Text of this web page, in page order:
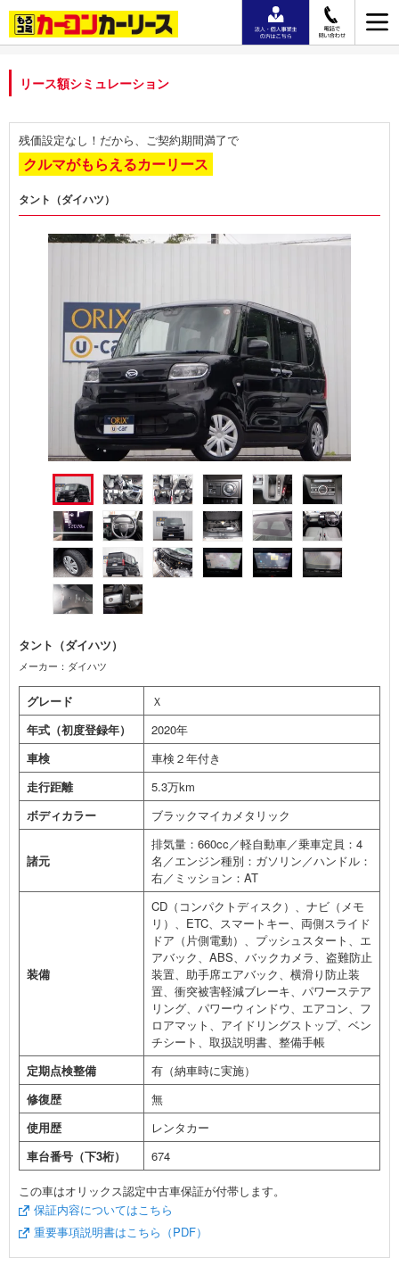
リース額シミュレーション
残価設定なし！だから、ご契約期間満了で
クルマがもらえるカーリース
タント（ダイハツ）
タント（ダイハツ）
メーカー：ダイハツ
グレード
Ｘ
年式（初度登録年）
2020年
車検
車検２年付き
走行距離
5.3万km
ボディカラー
ブラックマイカメタリック
諸元
排気量：660cc／軽自動車／乗車定員：4
名／エンジン種別：ガソリン／ハンドル：
右／ミッション：AT
装備
CD（コンパクトディスク）、ナビ（メモ
リ）、ETC、スマートキー、両側スライド
ドア（片側電動）、プッシュスタート、エ
アバック、ABS、バックカメラ、盗難防止
装置、助手席エアバック、横滑り防止装
置、衝突被害軽減ブレーキ、パワーステア
リング、パワーウィンドウ、エアコン、フ
ロアマット、アイドリングストップ、ベン
チシート、取扱説明書、整備手帳
定期点検整備
有（納車時に実施）
修復歴
無
使用歴
レンタカー
車台番号（下3桁）
674
この車はオリックス認定中古車保証が付帯します。
保証内容についてはこちら
重要事項説明書はこちら（PDF）